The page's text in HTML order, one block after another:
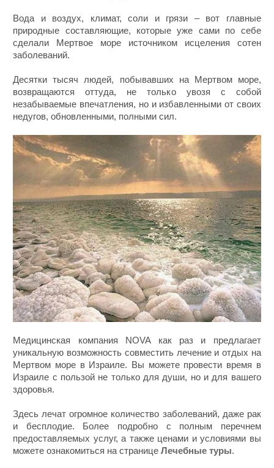
Вода и воздух, климат, соли и грязи – вот главные
природные составляющие, которые уже сами по себе
сделали Мертвое море источником исцеления сотен
заболеваний.
Десятки тысяч людей, побывавших на Мертвом море,
возвращаются оттуда, не только увозя с собой
незабываемые впечатления, но и избавленными от своих
недугов, обновленными, полными сил.
Медицинская компания NOVA как раз и предлагает
уникальную возможность совместить лечение и отдых на
Мертвом море в Израиле. Вы можете провести время в
Израиле с пользой не только для души, но и для вашего
здоровья.
Здесь лечат огромное количество заболеваний, даже рак
и бесплодие. Более подробно с полным перечнем
предоставляемых услуг, а также ценами и условиями вы
можете ознакомиться на страницеЛечебные туры.